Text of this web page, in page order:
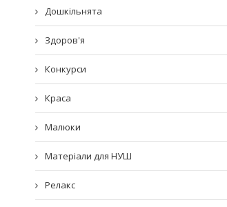
Дошкільнята
Здоров'я
Конкурси
Краса
Малюки
Матеріали для НУШ
Релакс